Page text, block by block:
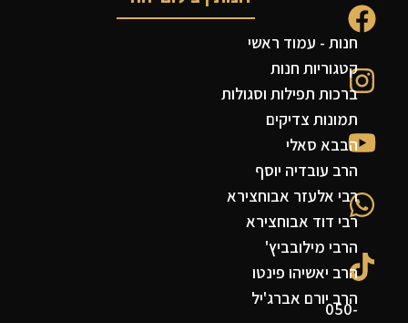
050-
חנות - עמוד ראשי
קטגוריות חנות
ברכות תפילות וסגולות
תמונות צדיקים
הבבא סאלי
הרב עובדיה יוסף
רבי אלעזר אבוחצירא
רבי דוד אבוחצירא
הרבי מילובביץ'
הרב יאשיהו פינטו
הרב יורם אברג'יל